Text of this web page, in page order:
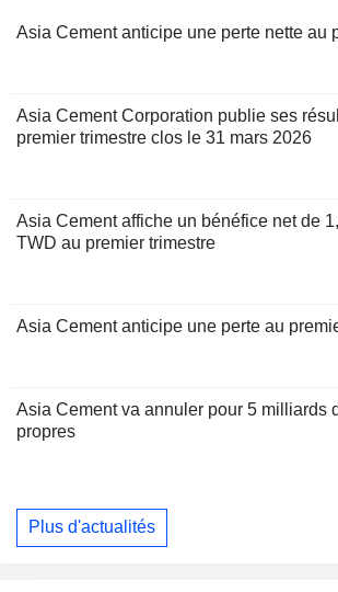
Asia Cement anticipe une perte nette au
Asia Cement Corporation publie ses
premier trimestre clos le 31 mars 2026
Asia Cement affiche un bénéfice net de
TWD au premier trimestre
Asia Cement anticipe une perte au
Asia Cement va annuler pour 5 milliards
propres
Plus d'actualités